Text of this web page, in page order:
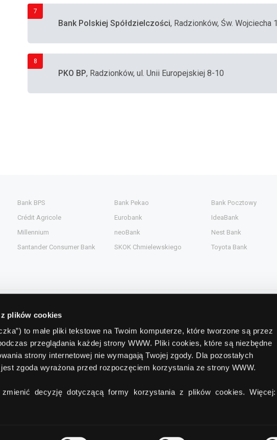
plików cookies
to małe pliki tekstowe na Twoim komputerze, które tworzone są przez
przeglądania każdej strony WWW. Pliki cookies, które są niezbędne
strony internetowej nie wymagają Twojej zgody. Dla pozostałych
zgoda wyrażona przed rozpoczęciem korzystania ze strony WWW.
decyzję dotyczącą formy korzystania z plików cookies. Więcej:
7
Bank Polskiej Spółdzielczości, Radzionków, Św. Wojciecha 1
8
PKO BP, Radzionków, ul. Unii Europejskiej 8-10
Bank BPS Bank Pekao Bank Pocztowy
Crédit Agricole Eurobank IdeaBank
Millennium neoBank Nest Bank
Santander Consumer Bank SKOK Chmielewskiego Toyota Bank
Comperia.pl S.A.
ul. Konstruktorska 13(wejście C)
tel./fax:+48 22 642 91 19